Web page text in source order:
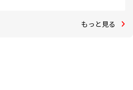
もっと見る